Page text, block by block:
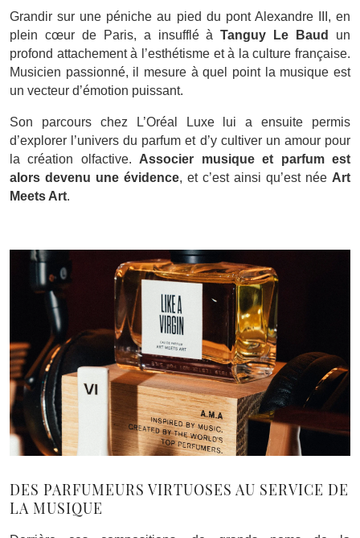
Grandir sur une péniche au pied du pont Alexandre III, en
plein cœur de Paris, a insufflé àTanguy Le Baud
un
profond attachement à l’esthétisme et à la culture française.
Musicien passionné, il mesure à quel point la musique est
un vecteur d’émotion puissant.
Son parcours chez L’Oréal Luxe lui a ensuite permis
d’explorer l’univers du parfum et d’y cultiver un amour pour
la création olfactive. Associer musique et parfum est
alors devenu une évidence, et c’est ainsi qu’est née Art
Meets Art.
DES PARFUMEURS VIRTUOSES AU SERVICE DE
LA MUSIQUE